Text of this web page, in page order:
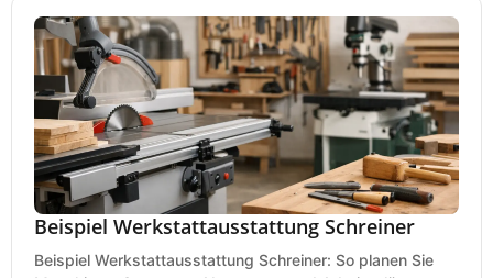
Beispiel Werkstattausstattung Schreiner
Beispiel Werkstattausstattung Schreiner: So planen Sie